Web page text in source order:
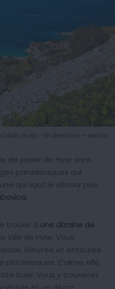
Crédit photo : Shutterstock – xbrchx
de parler de Hvar sans
paradisiaques qui
une qui vaut le détour plus
trouve à une dizaine de
Ville de Hvar. Vous
bleutée et entourée
pittoresques. Calme, elle
baie. Vous y trouverez